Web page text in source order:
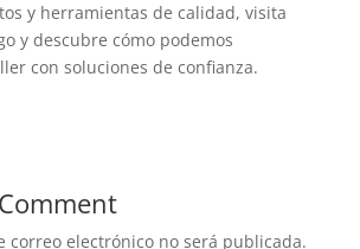
y herramientas de calidad, visita
y descubre cómo podemos
con soluciones de confianza.
correo electrónico no será publicada.